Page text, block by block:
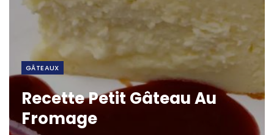
GÂTEAUX
Recette Petit Gâteau Au
Fromage